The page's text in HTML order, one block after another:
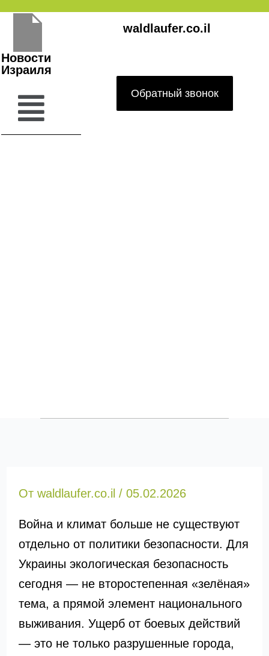
Перейти
содержимому
waldlaufer.co.il
Новости
Израиля
Обратный звонок
От waldlaufer.co.il / 05.02.2026
Война и климат больше не существуют
отдельно от политики безопасности. Для
Украины экологическая безопасность
сегодня — не второстепенная «зелёная»
тема, а прямой элемент национального
выживания. Ущерб от боевых действий
— это не только разрушенные города,